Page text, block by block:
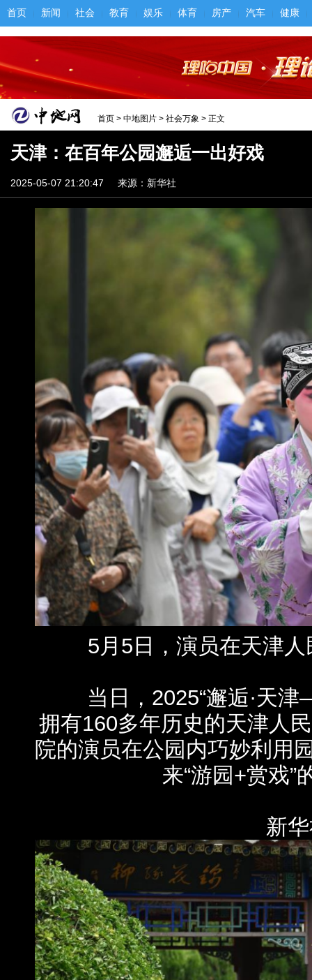
首页 新闻 社会 教育 娱乐 体育 房产 汽车 健康
首页 > 中地图片 > 社会万象 > 正文
天津：在百年公园邂逅一出好戏
2025-05-07 21:20:47 来源：新华社
5月5日，演员在天津人
当日，2025“邂逅·天津
拥有160多年历史的天津人
院的演员在公园内巧妙利用
来“游园+赏戏”
新华